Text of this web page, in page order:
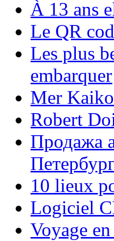
À 13 ans
Le QR
Les plus
embarquer
Mer
Robert
Продажа
10 lieux
Logiciel
Voyage